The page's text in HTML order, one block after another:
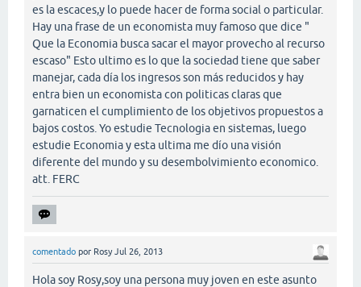
es la escaces,y lo puede hacer de forma social o particular.
Hay una frase de un economista muy famoso que dice "
Que la Economia busca sacar el mayor provecho al recurso
escaso" Esto ultimo es lo que la sociedad tiene que saber
manejar, cada día los ingresos son más reducidos y hay
entra bien un economista con politicas claras que
garnaticen el cumplimiento de los objetivos propuestos a
bajos costos. Yo estudie Tecnologia en sistemas, luego
estudie Economia y esta ultima me dío una visión
diferente del mundo y su desembolvimiento economico.
att. FERC
comentado por Rosy Jul 26, 2013
Hola soy Rosy,soy una persona muy joven en este asunto